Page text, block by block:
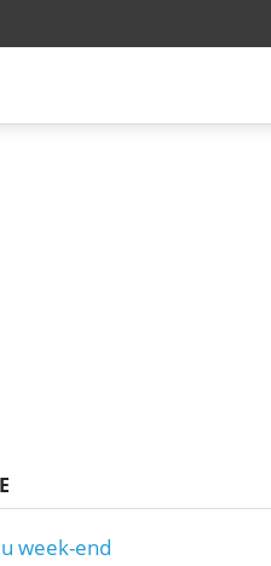
week-end